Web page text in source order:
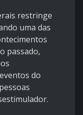
restringe
uma das
passado,
do